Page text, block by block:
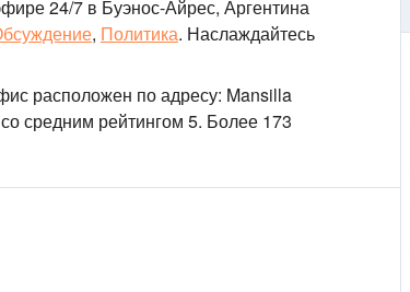
24/7 в Буэнос-Айрес, Аргентина
, Политика. Наслаждайтесь
расположен по адресу: Mansilla
средним рейтингом 5. Более 173